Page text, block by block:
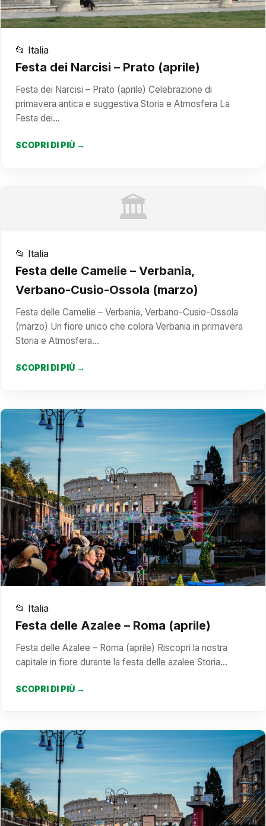
📂 Italia
Festa dei Narcisi – Prato (aprile)
Festa dei Narcisi – Prato (aprile) Celebrazione di
primavera antica e suggestiva Storia e Atmosfera La
Festa dei…
SCOPRI DI PIÙ →
🏛️
📂 Italia
Festa delle Camelie – Verbania,
Verbano-Cusio-Ossola (marzo)
Festa delle Camelie – Verbania, Verbano-Cusio-Ossola
(marzo) Un fiore unico che colora Verbania in primavera
Storia e Atmosfera…
SCOPRI DI PIÙ →
📂 Italia
Festa delle Azalee – Roma (aprile)
Festa delle Azalee – Roma (aprile) Riscopri la nostra
capitale in fiore durante la festa delle azalee Storia…
SCOPRI DI PIÙ →